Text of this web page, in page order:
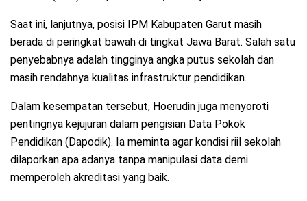
Saat ini, lanjutnya, posisi IPM Kabupaten Garut masih
berada di peringkat bawah di tingkat Jawa Barat. Salah satu
penyebabnya adalah tingginya angka putus sekolah dan
masih rendahnya kualitas infrastruktur pendidikan.
Dalam kesempatan tersebut, Hoerudin juga menyoroti
pentingnya kejujuran dalam pengisian Data Pokok
Pendidikan (Dapodik). Ia meminta agar kondisi riil sekolah
dilaporkan apa adanya tanpa manipulasi data demi
memperoleh akreditasi yang baik.